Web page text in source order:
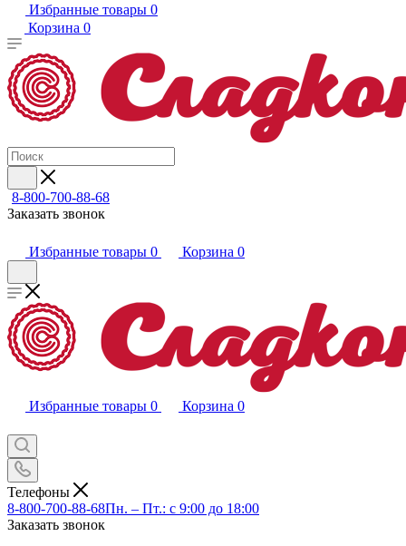
Избранные товары 0
Корзина 0
8-800-700-88-68
Заказать звонок
Избранные товары 0 Корзина 0
Избранные товары 0 Корзина 0
Телефоны
8-800-700-88-68Пн. – Пт.: с 9:00 до 18:00
Заказать звонок